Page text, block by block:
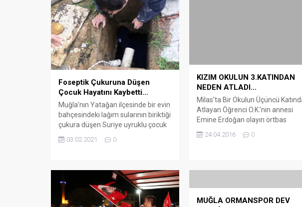
Foseptik Çukuruna Düşen
Çocuk Hayatını Kaybetti…
Muğla’nın Yatağan ilçesinde bir evin
bahçesindeki lağım sularının biriktiği
çukura düşen Suriye uyruklu çocuk
Haber – Yatağan’da yaşayan
gitti. Bahçede ev sahibinin çocukları
ile oynayan 2,5 yaşındaki Ahmet
Alhammud, üzeri ince sunta ile kaplı
foseptik çukuruna düştü. Kendi
03.02.2021 0
KIZIM OKULUN 3.KATINDAN
NEDEN ATLADI…
Milas’ta Bir Okulun Üçüncü
Atlayan Öğrenci O.K.’nin annesi
Emine Erdoğan olayın örtbas
Muğla Cumhuriyet Savcılığına
kız öğrencinin müdür odasının
ağır yaralanmasının ardından
Emine Erdoğan, olayın örtbas
24.04.2016 0
MUĞLA ORMANSPOR DEV